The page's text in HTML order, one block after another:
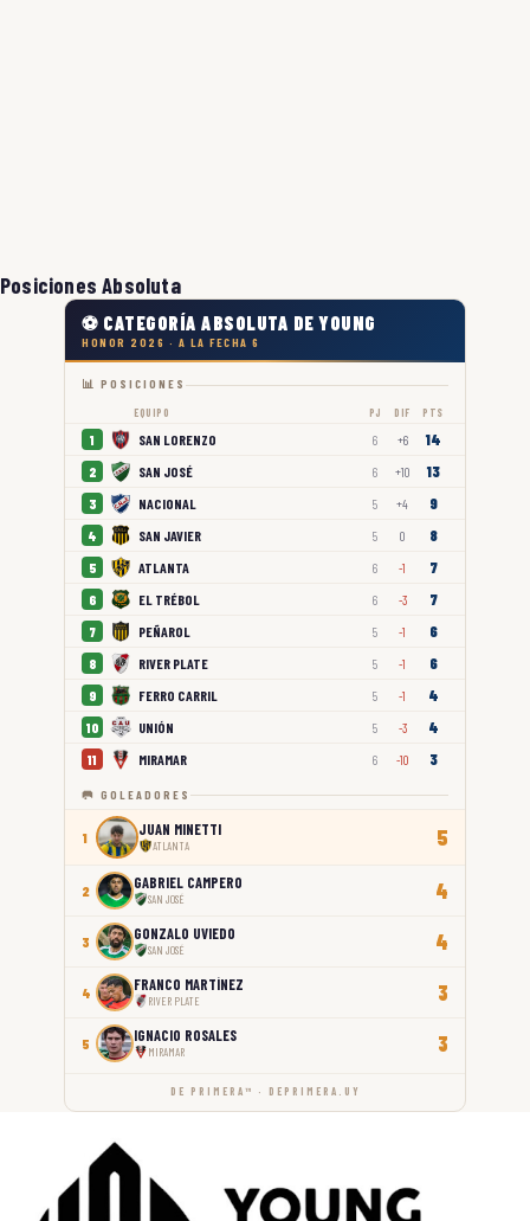
Posiciones Absoluta
⚽ CATEGORÍA ABSOLUTA DE YOUNG
HONOR 2026 · A LA FECHA 6
📊 POSICIONES
EQUIPO PJ DIF PTS
1 SAN LORENZO 6 +6 14
2 SAN JOSÉ 6 +10 13
3 NACIONAL 5 +4 9
4 SAN JAVIER 5 0 8
5 ATLANTA 6 -1 7
6 EL TRÉBOL 6 -3 7
7 PEÑAROL 5 -1 6
8 RIVER PLATE 5 -1 6
9 FERRO CARRIL 5 -1 4
10 UNIÓN 5 -3 4
11 MIRAMAR 6 -10 3
🥅 GOLEADORES
1 JUAN MINETTI
ATLANTA 5
2 GABRIEL CAMPERO
SAN JOSÉ 4
3 GONZALO UVIEDO
SAN JOSÉ 4
4 FRANCO MARTÍNEZ
RIVER PLATE 3
5 IGNACIO ROSALES
MIRAMAR 3
DE PRIMERA™ · DEPRIMERA.UY